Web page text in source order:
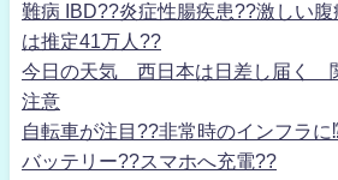
難病 IBD??炎症性腸疾患??激しい
は推定41万人??
今日の天気 西日本は日差し届く
注意
自転車が注目??非常時のインフラ
バッテリー??スマホへ充電??